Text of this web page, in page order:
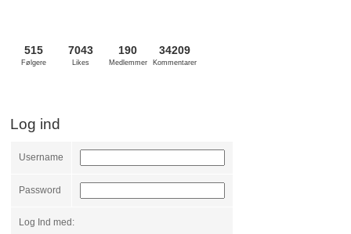
515
Følgere
7043
Likes
190
Medlemmer
34209
Kommentarer
Log ind
Username
Password
Log Ind med: